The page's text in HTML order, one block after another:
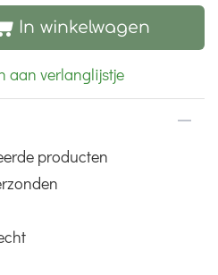
In winkelwagen
aan verlanglijstje
producten